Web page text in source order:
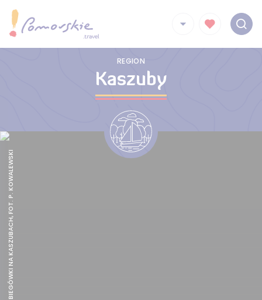
REGION
Kaszuby
BIEGÓWKI NA KASZUBACH, FOT. P. KOWALEWSKI